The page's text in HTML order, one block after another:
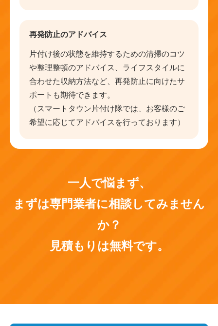
再発防止のアドバイス
片付け後の状態を維持するための清掃のコツ
や整理整頓のアドバイス、ライフスタイルに
合わせた収納方法など、再発防止に向けたサ
ポートも期待できます。
（スマートタウン片付け隊では、お客様のご
希望に応じてアドバイスを行っております）
一人で悩まず、
まずは専門業者に相談してみません
か？
見積もりは無料です。